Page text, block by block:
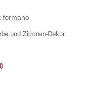
formano
und Zitronen-Dekor